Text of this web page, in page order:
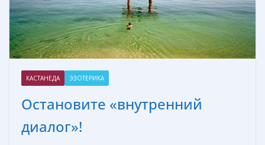
КАСТАНЕДА ЭЗОТЕРИКА
Остановите «внутренний
диалог»!